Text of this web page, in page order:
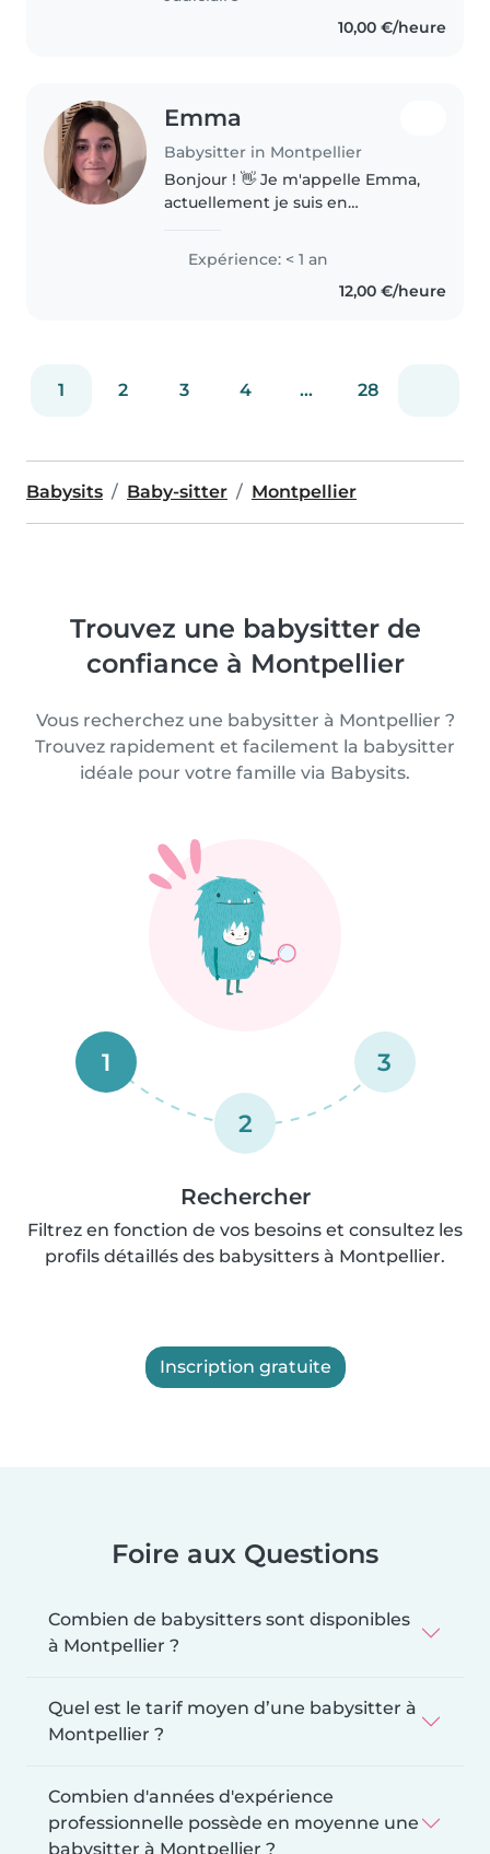
10,00 €/heure
Emma
Babysitter in Montpellier
Bonjour ! 👋 Je m'appelle Emma,
actuellement je suis en
auxiliaire de puériculture, j'adore
passer du temps avec les enfants
! Je suis patiente, responsable..
Expérience: < 1 an
12,00 €/heure
1 2 3 4 ... 28
Babysits Baby-sitter Montpellier
Trouvez une babysitter de
confiance à Montpellier
Vous recherchez une babysitter à Montpellier ?
Trouvez rapidement et facilement la babysitter
idéale pour votre famille via Babysits.
1
2
3
Rechercher
Filtrez en fonction de vos besoins et consultez les
profils détaillés des babysitters à Montpellier.
Inscription gratuite
Foire aux Questions
Combien de babysitters sont disponibles
à Montpellier ?
Quel est le tarif moyen d’une babysitter à
Montpellier ?
Combien d'années d'expérience
professionnelle possède en moyenne une
babysitter à Montpellier ?